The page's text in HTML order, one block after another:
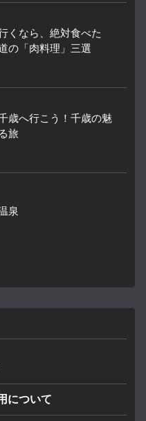
くなら、絶対食べた
の「肉料理」三選
歳へ行こう！千歳の魅
旅
泉
について